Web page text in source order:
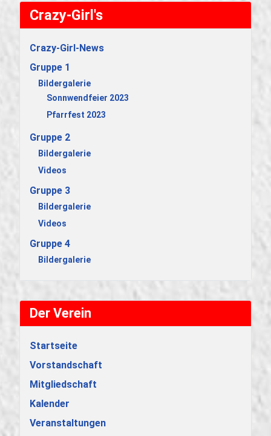
Der Verein
Startseite
Vorstandschaft
Mitgliedschaft
Kalender
Veranstaltungen
Crazy-Girl's
Crazy-Girl-News
Gruppe 1
Bildergalerie
Sonnwendfeier 2023
Pfarrfest 2023
Gruppe 2
Bildergalerie
Videos
Gruppe 3
Bildergalerie
Videos
Gruppe 4
Bildergalerie